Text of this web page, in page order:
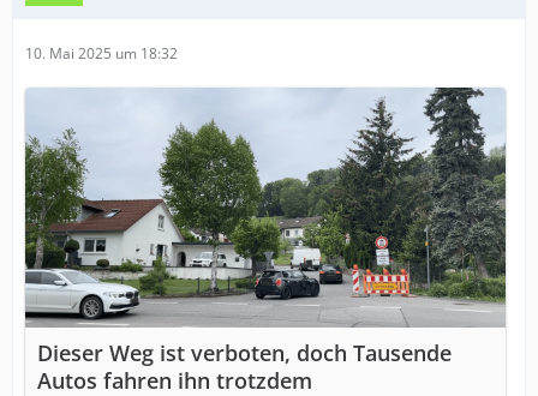
10. Mai 2025 um 18:32
Dieser Weg ist verboten, doch Tausende
Autos fahren ihn trotzdem